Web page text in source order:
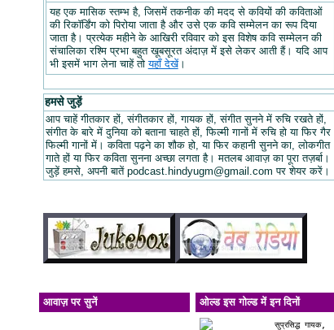
यह एक मासिक स्तम्भ है, जिसमें तकनीक की मदद से कवियों की कविताओं
की रिकॉर्डिंग को पिरोया जाता है और उसे एक कवि सम्मेलन का रूप दिया
जाता है। प्रत्येक महीने के आखिरी रविवार को इस विशेष कवि सम्मेलन की
संचालिका रश्मि प्रभा बहुत खूबसूरत अंदाज़ में इसे लेकर आती हैं। यदि आप
भी इसमें भाग लेना चाहें तोयहाँ देखें।
हमसे जुड़ें
आप चाहें गीतकार हों, संगीतकार हों, गायक हों, संगीत सुनने में रुचि रखते हों,
संगीत के बारे में दुनिया को बताना चाहते हों, फिल्मी गानों में रुचि हो या फिर गैर
फिल्मी गानों में। कविता पढ़ने का शौक हो, या फिर कहानी सुनने का, लोकगीत
गाते हों या फिर कविता सुनना अच्छा लगता है। मतलब आवाज़ का पूरा तज़र्बा।
जुड़ें हमसे, अपनी बातें podcast.hindyugm@gmail.com पर शेयर करें।
आवाज़ पर सुनें ओल्ड इस गोल्ड में इन दिनों
सुप्रसिद्ध गायक,